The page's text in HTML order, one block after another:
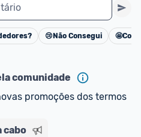
Cancelar
😢 Não Consegui 🤩
comunidade
promoções dos termos
cabo